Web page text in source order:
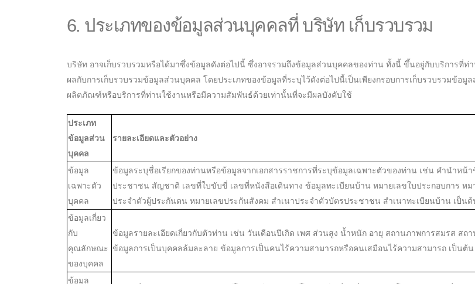
6. ประเภทของข้อมูลส่วนบุคคลที่ บริษัท เก็บรวบรวม
บริษัท อาจเก็บรวบรวมหรือได้มาซึ่งข้อมูลดังต่อไปนี้ ซึ่งอาจรวมถึงข้อมูลส่วนบุคคลของท่าน ทั้งนี้ ขึ้นอยู่กับบริการ
ผลกับการเก็บรวบรวมข้อมูลส่วนบุคคล โดยประเภทของข้อมูลที่ระบุไว้ดังต่อไปนี้เป็นเพียงกรอบการเก็บรวบรวมข้อ
ผลิตภัณฑ์หรือบริการที่ท่านใช้งานหรือมีความสัมพันธ์ด้วยเท่านั้นที่จะมีผลบังคับใช้
ประเภท
ข้อมูลส่วน
บุคคล
รายละเอียดและตัวอย่าง
ข้อมูล
เฉพาะตัว
บุคคล
ข้อมูลระบุชื่อเรียกของท่านหรือข้อมูลจากเอกสารราชการที่ระบุข้อมูลเฉพาะตัวของท่าน เช่น คำนำห
ประชาชน สัญชาติ เลขที่ใบขับขี่ เลขที่หนังสือเดินทาง ข้อมูลทะเบียนบ้าน หมายเลขใบประกอบการ ห
ประจำตัวผู้ประกันตน หมายเลขประกันสังคม สำเนาประจำตัวบัตรประชาชน สำเนาทะเบียนบ้าน เป็นต้
ข้อมูลเกี่ยว
กับ
คุณลักษณะ
ของบุคคล
ข้อมูลรายละเอียดเกี่ยวกับตัวท่าน เช่น วันเดือนปีเกิด เพศ ส่วนสูง น้ำหนัก อายุ สถานภาพการสมรส
ข้อมูลการเป็นบุคคลล้มละลาย ข้อมูลการเป็นคนไร้ความสามารถหรือคนเสมือนไร้ความสามารถ เป็นต้น
ข้อมูล